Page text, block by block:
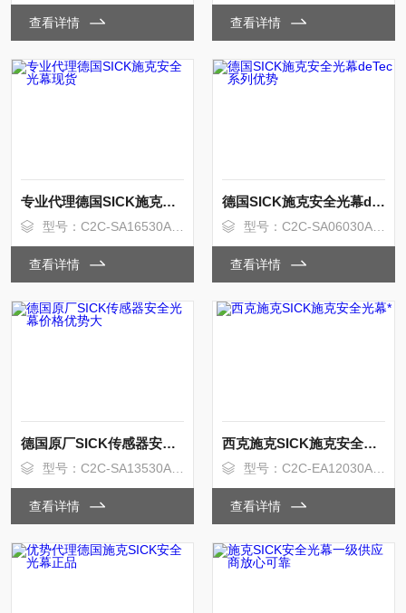
查看详情 查看详情
专业代理德国SICK施克安全光幕现货
型号：C2C-SA16530A10000
查看详情
德国SICK施克安全光幕deTec系列优势
型号：C2C-SA06030A10000
查看详情
德国原厂SICK传感器安全光幕价格优势大
型号：C2C-SA13530A10000
查看详情
西克施克SICK施克安全光幕*
型号：C2C-EA12030A10000
查看详情